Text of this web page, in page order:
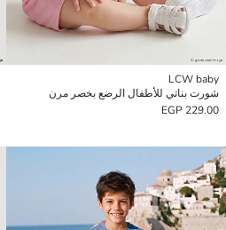
LCW baby
شورت بناتي للأطفال الرضع بخصر مرن
229.00 EGP